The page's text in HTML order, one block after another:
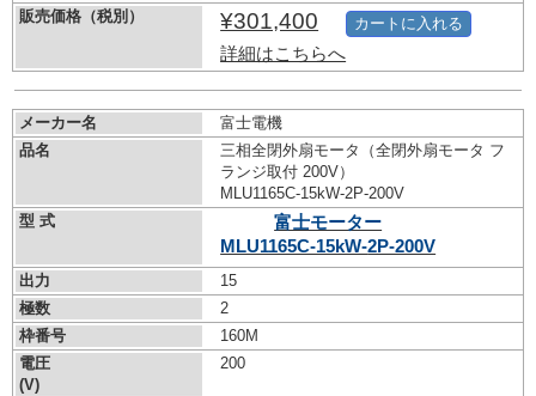
販売価格（税別）
¥301,400
詳細はこちらへ
カートに入れる
メーカー名
富士電機
品名
三相全閉外扇モータ（全閉外扇モータ フ
ランジ取付 200V）
MLU1165C-15kW-2P-200V
型 式
富士モーター
MLU1165C-15kW-2P-200V
出力
15
極数
2
枠番号
160M
電圧
(V)
200